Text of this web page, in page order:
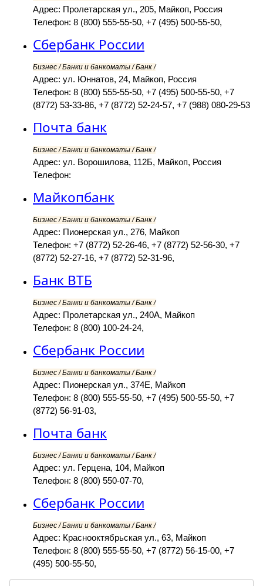
Адрес: Пролетарская ул., 205, Майкоп, Россия
Телефон: 8 (800) 555-55-50, +7 (495) 500-55-50,
Сбербанк России
Бизнес / Банки и банкоматы / Банк /
Адрес: ул. Юннатов, 24, Майкоп, Россия
Телефон: 8 (800) 555-55-50, +7 (495) 500-55-50, +7
(8772) 53-33-86, +7 (8772) 52-24-57, +7 (988) 080-29-53
Почта банк
Бизнес / Банки и банкоматы / Банк /
Адрес: ул. Ворошилова, 112Б, Майкоп, Россия
Телефон:
Майкопбанк
Бизнес / Банки и банкоматы / Банк /
Адрес: Пионерская ул., 276, Майкоп
Телефон: +7 (8772) 52-26-46, +7 (8772) 52-56-30, +7
(8772) 52-27-16, +7 (8772) 52-31-96,
Банк ВТБ
Бизнес / Банки и банкоматы / Банк /
Адрес: Пролетарская ул., 240А, Майкоп
Телефон: 8 (800) 100-24-24,
Сбербанк России
Бизнес / Банки и банкоматы / Банк /
Адрес: Пионерская ул., 374Е, Майкоп
Телефон: 8 (800) 555-55-50, +7 (495) 500-55-50, +7
(8772) 56-91-03,
Почта банк
Бизнес / Банки и банкоматы / Банк /
Адрес: ул. Герцена, 104, Майкоп
Телефон: 8 (800) 550-07-70,
Сбербанк России
Бизнес / Банки и банкоматы / Банк /
Адрес: Краснооктябрьская ул., 63, Майкоп
Телефон: 8 (800) 555-55-50, +7 (8772) 56-15-00, +7
(495) 500-55-50,